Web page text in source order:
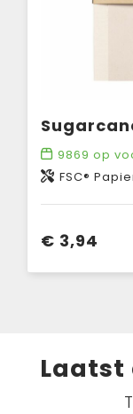
9869 op
FSC®
€ 3,94
Laatst